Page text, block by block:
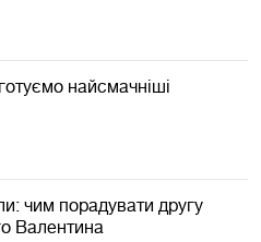
найсмачніші
чим порадувати другу
Валентина